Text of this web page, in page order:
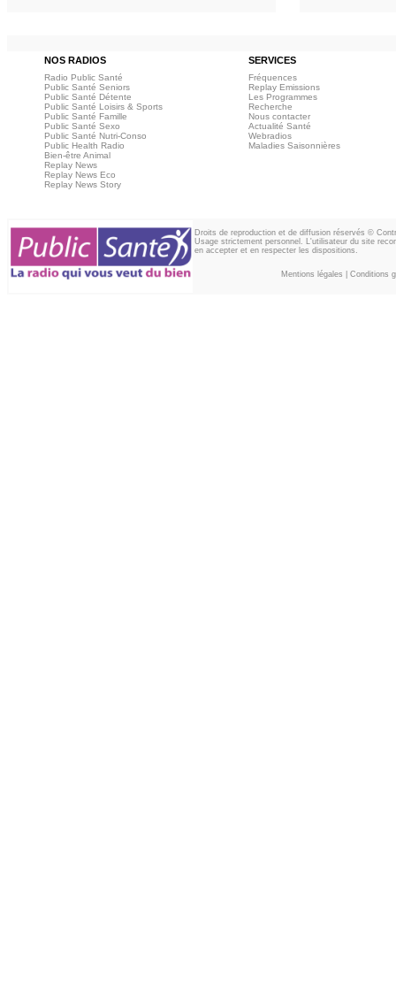
NOS RADIOS SERVICES
Radio Public Santé
Public Santé Seniors
Public Santé Détente
Public Santé Loisirs & Sports
Public Santé Famille
Public Santé Sexo
Public Santé Nutri-Conso
Public Health Radio
Bien-être Animal
Replay News
Replay News Eco
Replay News Story
Fréquences
Replay Emissions
Les Programmes
Recherche
Nous contacter
Actualité Santé
Webradios
Maladies Saisonnières
Droits de reproduction et de diffusion réservés ©
Usage strictement personnel. L'utilisateur du site
en accepter et en respecter les dispositions.
Mentions légales Conditions